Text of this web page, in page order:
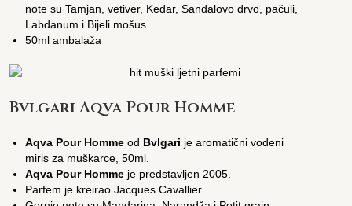
note su Tamjan, vetiver, Kedar, Sandalovo drvo, pačuli,
Labdanum i Bijeli mošus.
50ml ambalaža
Bvlgari Aqva Pour Homme
Aqva Pour Homme od Bvlgari je aromatični vodeni
miris za muškarce, 50ml.
Aqva Pour Homme je predstavljen 2005.
Parfem je kreirao Jacques Cavallier.